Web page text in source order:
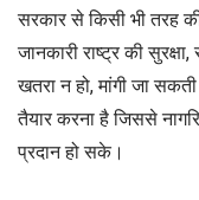
सरकार से किसी भी तरह
जानकारी राष्ट्र की
खतरा न हो, मांगी जा
तैयार करना है जिससे
प्रदान हो सके।